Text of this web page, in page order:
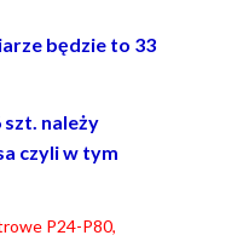
będzie to 33
należy
czyli w tym
P24-P80,